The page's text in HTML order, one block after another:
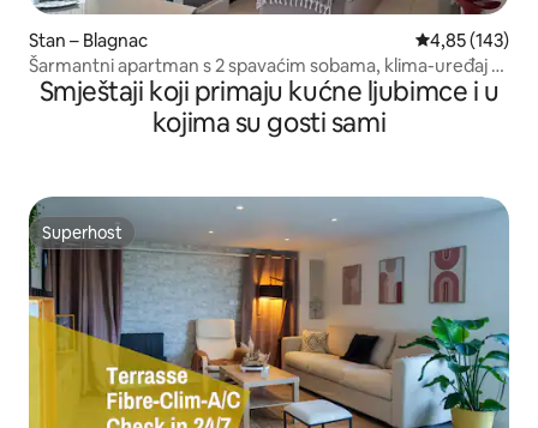
Stan – Blagnac Prosječna
4,85 (143)
Šarmantni apartman s 2 spavaćim sobama, klima-uređaj /
bazen / MEET / zračna luka
Smještaji koji primaju kućne ljubimce i u
kojima su gosti sami
Superhost
Superhost